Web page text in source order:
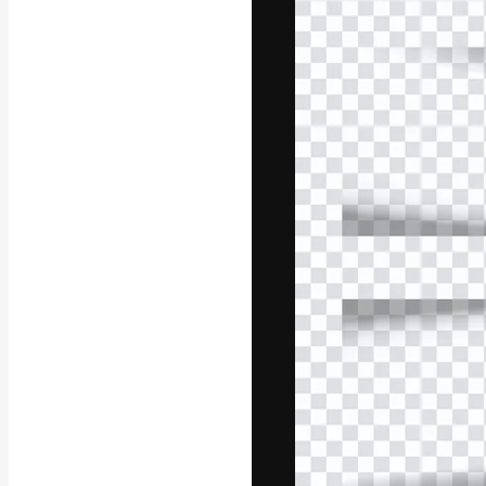
La piattaforma
creativi,
Italiano